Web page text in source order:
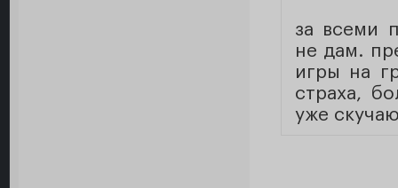
за всеми
не дам.
игры на
страха,
уже